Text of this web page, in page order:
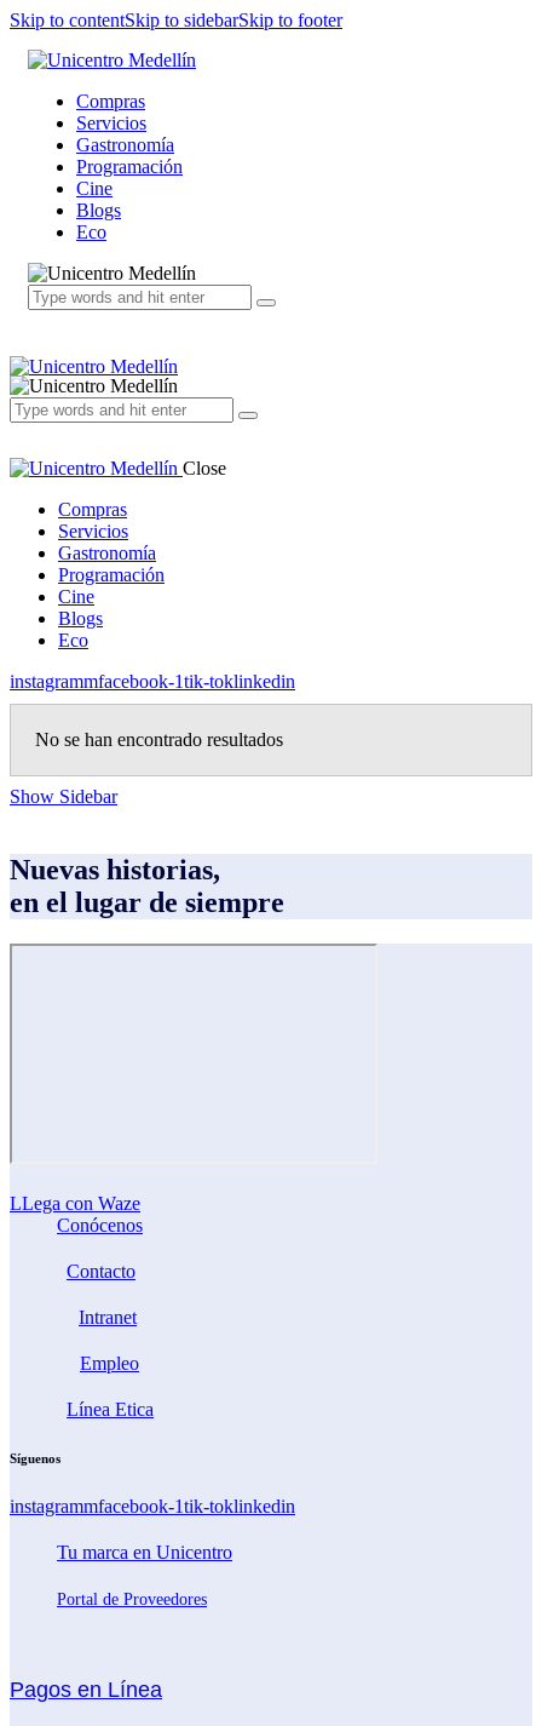
Skip to contentSkip to sidebarSkip to footer
Compras
Servicios
Gastronomía
Programación
Cine
Blogs
Eco
Close
Compras
Servicios
Gastronomía
Programación
Cine
Blogs
Eco
instagrammfacebook-1tik-toklinkedin
No se han encontrado resultados
Show Sidebar
Nuevas historias,
en el lugar de siempre
LLega con Waze
Conócenos
Contacto
Intranet
Empleo
Línea Etica
Síguenos
instagrammfacebook-1tik-toklinkedin
Tu marca en Unicentro
Portal de Proveedores
Pagos en Línea